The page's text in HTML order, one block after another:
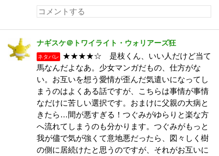
ナギスケ＠トワイライト・ウォリアーズ狂
ネタバレ
★★★★☆ 是枝くん、いい人だけど当て
馬なんだよなあ。少女マンガだもの、仕方がな
い。お互いを想う愛情が歪んだ気遣いになってし
まうのはよくある話ですが、こちらは事情が事情
なだけに苦しい選択です。おまけに父親の大病と
きたら…間が悪すぎる！つぐみがゆらりと楽な方
へ流れてしまうのも分かります。つぐみがもっと
我が儘で気が強くて意地悪だったら、図々しく樹
の側に居続けたと思うのですが、それがお互いに